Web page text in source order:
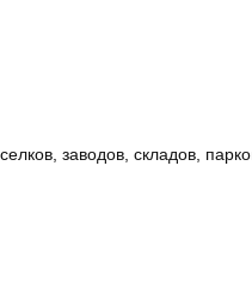
заводов, складов,